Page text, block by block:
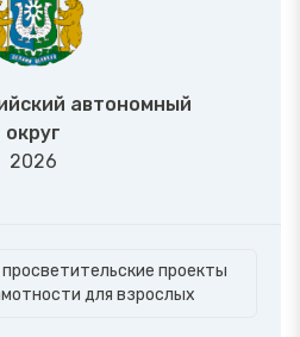
автономный
округ
2026
проекты
для взрослых